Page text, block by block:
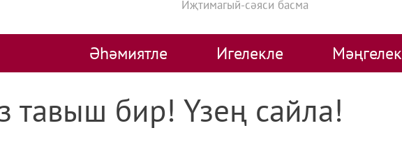
Иҗтимагый-сәяси басма
Әһәмиятле Игелекле Мәңгелек
тавыш бир! Үзең сайла!